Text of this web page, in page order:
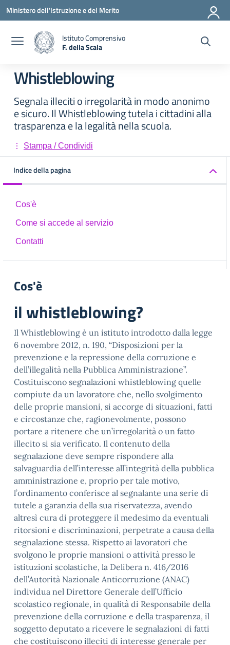
Ministero dell'Istruzione e del Merito
Istituto Comprensivo
F. della Scala
Whistleblowing
Segnala illeciti o irregolarità in modo anonimo
e sicuro. Il Whistleblowing tutela i cittadini alla
trasparenza e la legalità nella scuola.
Stampa / Condividi
Indice della pagina
Cos'è
Come si accede al servizio
Contatti
Cos'è
il whistleblowing?
Il Whistleblowing è un istituto introdotto dalla legge
6 novembre 2012, n. 190, “Disposizioni per la
prevenzione e la repressione della corruzione e
dell’illegalità nella Pubblica Amministrazione”.
Costituiscono segnalazioni whistleblowing quelle
compiute da un lavoratore che, nello svolgimento
delle proprie mansioni, si accorge di situazioni, fatti
e circostanze che, ragionevolmente, possono
portare a ritenere che un’irregolarità o un fatto
illecito si sia verificato. Il contenuto della
segnalazione deve sempre rispondere alla
salvaguardia dell’interesse all’integrità della pubblica
amministrazione e, proprio per tale motivo,
l’ordinamento conferisce al segnalante una serie di
tutele a garanzia della sua riservatezza, avendo
altresì cura di proteggere il medesimo da eventuali
ritorsioni e discriminazioni, perpetrate a causa della
segnalazione stessa. Rispetto ai lavoratori che
svolgono le proprie mansioni o attività presso le
istituzioni scolastiche, la Delibera n. 416/2016
dell’Autorità Nazionale Anticorruzione (ANAC)
individua nel Direttore Generale dell’Ufficio
scolastico regionale, in qualità di Responsabile della
prevenzione della corruzione e della trasparenza, il
soggetto deputato a ricevere le segnalazioni di fatti
che costituiscono illeciti di interesse generale per